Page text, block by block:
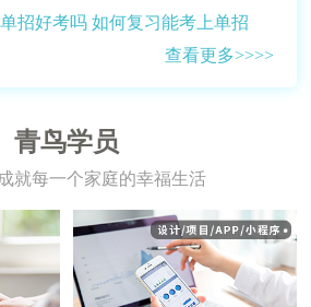
招好考吗 如何复习能考上单招
查看更多>>>>
青鸟学员
就每一个家庭的幸福生活